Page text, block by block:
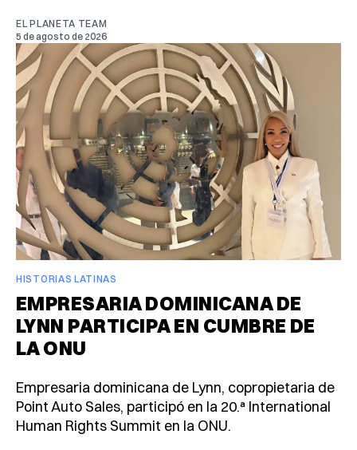
EL PLANETA TEAM
5 de agosto de 2026
HISTORIAS LATINAS
EMPRESARIA DOMINICANA DE
LYNN PARTICIPA EN CUMBRE DE
LA ONU
Empresaria dominicana de Lynn, copropietaria de
Point Auto Sales, participó en la 20.ª International
Human Rights Summit en la ONU.